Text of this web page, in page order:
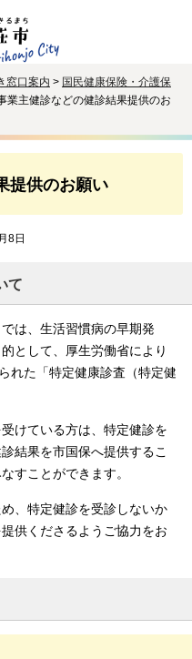
窓口案内 > 国民健康保険・介護保
業主健診などの健診結果提供のお
提供のお願い
8日
て
は、生活習慣病の早期発
として、厚生労働省により
れた「特定健康診査（特定健
けている方は、特定健診を
結果を市国保へ提供するこ
すことができます。
、特定健診を受診しないか
供くださるようご協力をお